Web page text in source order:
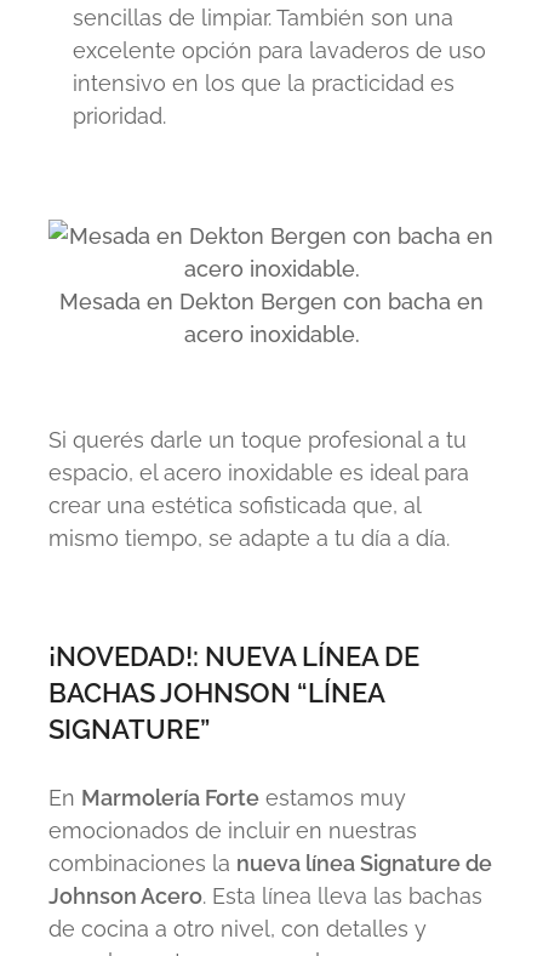
sencillas de limpiar. También son una
excelente opción para lavaderos de uso
intensivo en los que la practicidad es
prioridad.
Mesada en Dekton Bergen con bacha en
acero inoxidable.
Si querés darle un toque profesional a tu
espacio, el acero inoxidable es ideal para
crear una estética sofisticada que, al
mismo tiempo, se adapte a tu día a día.
¡NOVEDAD!: NUEVA LÍNEA DE
BACHAS JOHNSON “LÍNEA
SIGNATURE”
En Marmolería Forte estamos muy
emocionados de incluir en nuestras
combinaciones la nueva línea Signature de
Johnson Acero. Esta línea lleva las bachas
de cocina a otro nivel, con detalles y